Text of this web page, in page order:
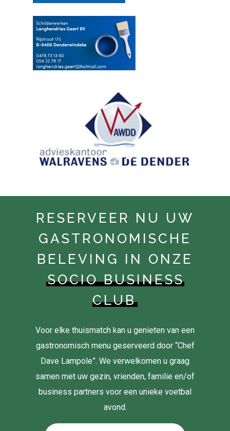
RESERVEER NU UW
GASTRONOMISCHE
BELEVING IN ONZE
SOCIO BUSINESS
CLUB
Voor elke thuismatch kan u genieten van een
gastronomisch menu geserveerd door “Chef
Dave Lampole”. We verwelkomen u graag
samen met uw gezin, vrienden, familie en/of
business partners voor een unieke voetbal
avond.